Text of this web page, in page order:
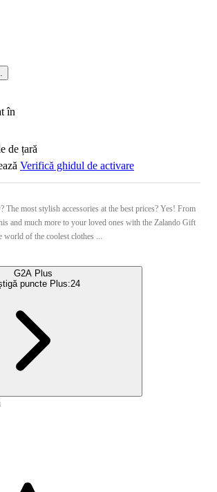
în
de țară
Verifică ghidul de activare
The most stylish accessories at the best prices? Yes! From
and much more to your loved ones with the Zalando Gift
world of the coolest clothes ...
G2A Plus
puncte Plus:24